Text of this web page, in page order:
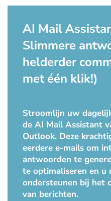
AI Mail
Slimmere
helderder
met één klik!)
Stroomlijn uw
de AI Mail Assistant
Outlook. Deze
eerdere e-mails om
antwoorden te
te optimaliseren en u
ondersteunen bij het
van berichten.